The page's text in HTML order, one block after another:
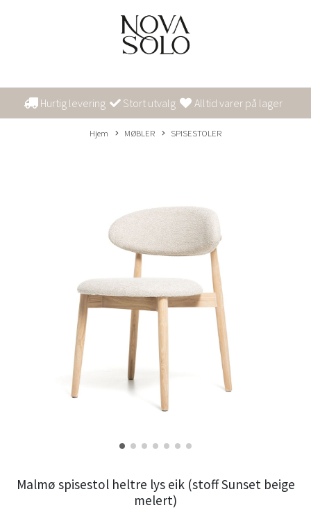
Hurtig levering Stort utvalg Alltid varer på lager
Hjem MØBLER SPISESTOLER
Malmø spisestol heltre lys eik (stoff Sunset beige
melert)